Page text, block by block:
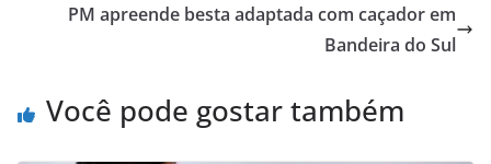
PM apreende besta adaptada com caçador em
Bandeira do Sul
Você pode gostar também